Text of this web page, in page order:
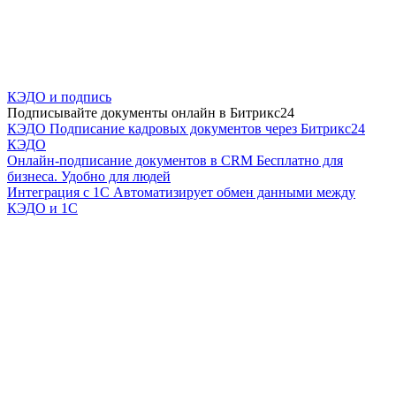
КЭДО и подпись
Подписывайте документы онлайн в Битрикс24
КЭДО Подписание кадровых документов через Битрикс24
КЭДО
Онлайн-подписание документов в CRM Бесплатно для
бизнеса. Удобно для людей
Интеграция с 1С Автоматизирует обмен данными между
КЭДО и 1С